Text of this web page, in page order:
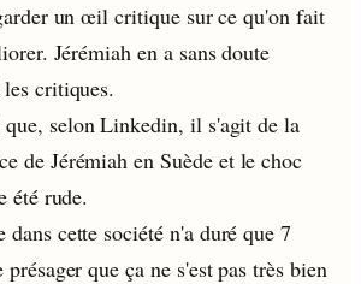
un œil critique sur ce qu'on fait
Jérémiah en a sans doute
critiques.
que, selon Linkedin, il s'agit de la
de Jérémiah en Suède et le choc
été rude.
dans cette société n'a duré que 7
que ça ne s'est pas très bien